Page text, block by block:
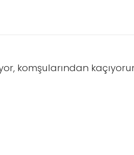
komşularından